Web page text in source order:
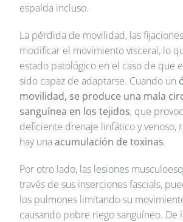
espalda incluso.
La pérdida de movilidad, las
modificar el movimiento visceral, lo
estado patológico en el caso de que
sido capaz de adaptarse. Cuando un
movilidad, se produce una mala
sanguínea en los tejidos, que
deficiente drenaje linfático y venoso,
hay unaacumulación de toxinas.
Por otro lado, las lesiones
través de sus inserciones fascials,
los pulmones limitando su
causando pobre riego sanguíneo. De